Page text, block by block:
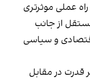
راه عملی موثرتری
از جانب
و سیاسی
قدرت در مقابل